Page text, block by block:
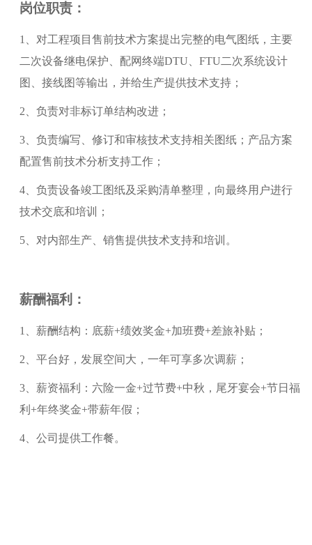
岗位职责：
1、对工程项目售前技术方案提出完整的电气图纸，主要
二次设备继电保护、配网终端DTU、FTU二次系统设计
图、接线图等输出，并给生产提供技术支持；
2、负责对非标订单结构改进；
3、负责编写、修订和审核技术支持相关图纸；产品方案
配置售前技术分析支持工作；
4、负责设备竣工图纸及采购清单整理，向最终用户进行
技术交底和培训；
5、对内部生产、销售提供技术支持和培训。
薪酬福利：
1 薪酬结构：底薪+绩效奖金+加班费+差旅补贴；
2 平台好，发展空间大，一年可享多次调薪；
3、 薪资福利：六险一金+过节费+中秋，尾牙宴会+节日福
利+年终奖金+带薪年假；
4、 公司提供工作餐。